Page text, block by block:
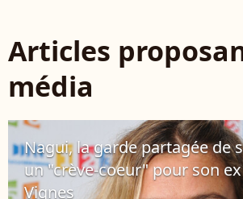
Articles
média
Nagui, la garde partagée de
un "crève-coeur" pour son
Vignes